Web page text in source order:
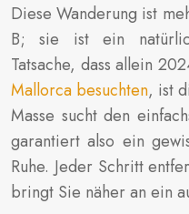
Diese Wanderung ist
B; sie ist ein
Tatsache, dass allein
Mallorca besuchten, ist
Masse sucht den
garantiert also ein
Ruhe. Jeder Schritt
bringt Sie näher an ein